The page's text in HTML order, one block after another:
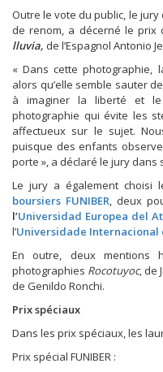
Outre le vote du public, le
de renom, a décerné le prix
lluvia, de l’Espagnol Antonio
« Dans cette photographie,
alors qu’elle semble sauter
à imaginer la liberté et
photographie qui évite les
affectueux sur le sujet.
puisque des enfants
porte », a déclaré le jury dans
Le jury a également choisi
boursiers FUNIBER, deux
l’Universidad Europea del
l’Universidade Internacional
En outre, deux mentions
photographies Rocotuyoc, de
de Genildo Ronchi.
Prix spéciaux
Dans les prix spéciaux, les
Prix spécial FUNIBER :